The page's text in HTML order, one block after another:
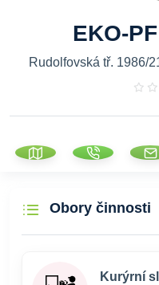
EKO-
Rudolfovská tř. 1986/
Obory činnosti
Kurýrní